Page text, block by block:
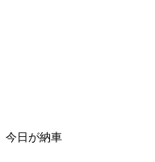
今日が納車